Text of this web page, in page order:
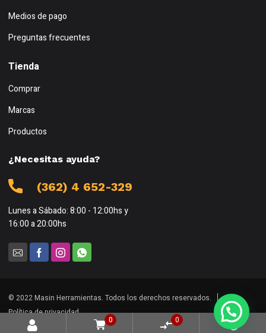
0 0
Medios de pago
Preguntas frecuentes
Tienda
Comprar
Marcas
Productos
¿Necesitas ayuda?
(362) 4 652-329
Lunes a Sábado: 8:00 - 12:00hs y
16:00 a 20:00hs
© 2022 Masin Herramientas. Todos los derechos reservados.
Política de privacidad